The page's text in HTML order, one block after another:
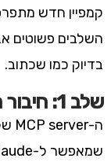
קמפיין חדש
השלבים פשוטים
בדיוק כמו שכתוב.
שלב 1: חיבור ה-MCP של Meta